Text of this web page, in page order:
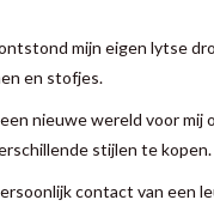
mijn eigen lytse
en stofjes.
nieuwe wereld voor
stijlen te kopen.
contact van een